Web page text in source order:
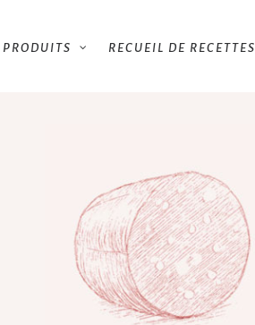
PRODUITS RECUEIL DE RECETTES